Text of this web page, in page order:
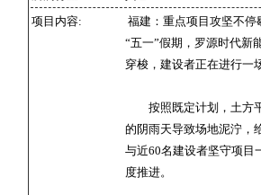
项目内容:
福建：重点项目攻坚不停
“五一”假期，罗源时代新
穿梭，建设者正在进行一
按照既定计划，土方平
的阴雨天导致场地泥泞，
与近60名建设者坚守项目
度推进。